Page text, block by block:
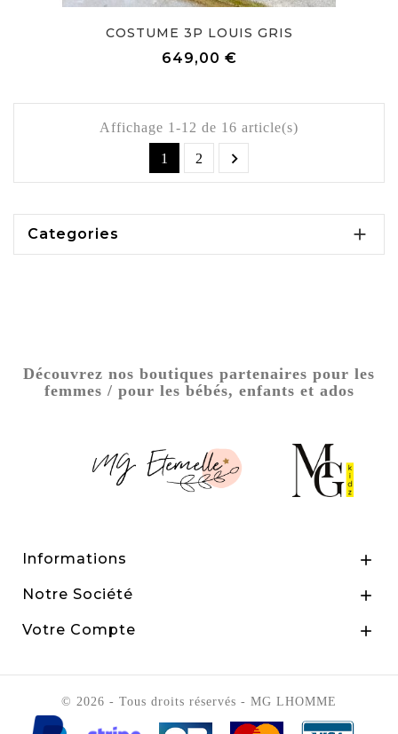
COSTUME 3P LOUIS GRIS
649,00 €Prix
Affichage 1-12 de 16 article(s)
1 2 
Categories 
Découvrez nos boutiques partenaires pour les
femmes / pour les bébés, enfants et ados
Informations 
Notre Société 
Votre Compte 
© 2026 - Tous droits réservés - MG LHOMME